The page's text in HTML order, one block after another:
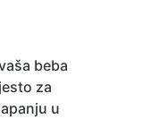
beba
za
u